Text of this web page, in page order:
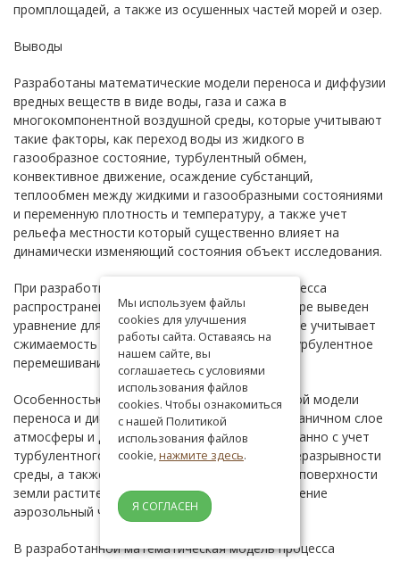
промплощадей, а также из осушенных частей морей и озер.
Выводы
Разработаны математические модели переноса и диффузии
вредных веществ в виде воды, газа и сажа в
многокомпонентной воздушной среды, которые учитывают
такие факторы, как переход воды из жидкого в
газообразное состояние, турбулентный обмен,
конвективное движение, осаждение субстанций,
теплообмен между жидкими и газообразными состояниями
и переменную плотность и температуру, а также учет
рельефа местности который существенно влияет на
динамически изменяющий состояния объект исследования.
При разработки математической модели процесса
распространения вредных веществ в атмосфере выведен
уравнение для расчета поля давлений, которое учитывает
сжимаемость среды, тепловое расширение, турбулентное
перемешивание воздушной массы атмосферы.
Особенностью разработанной математической модели
переноса и диффузии вредных веществ в пограничном слое
атмосферы и движения воздушной среды связанно с учет
турбулентного перемешивания в уравнении неразрывности
среды, а также учет влияния орографической поверхности
земли растительного покрова на распространение
аэрозольный частиц в атмосфере.
В разработанной математическая модель процесса
Мы используем файлы
cookies для улучшения
работы сайта. Оставаясь на
нашем сайте, вы
соглашаетесь с условиями
использования файлов
cookies. Чтобы ознакомиться
с нашей Политикой
использования файлов
cookie,нажмите здесь.
Я СОГЛАСЕН